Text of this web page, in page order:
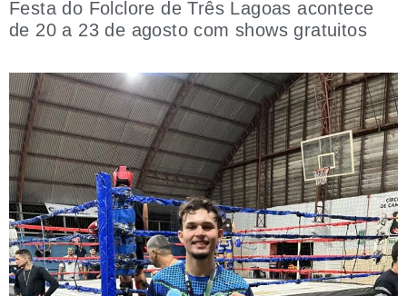
Festa do Folclore de Três Lagoas acontece
de 20 a 23 de agosto com shows gratuitos